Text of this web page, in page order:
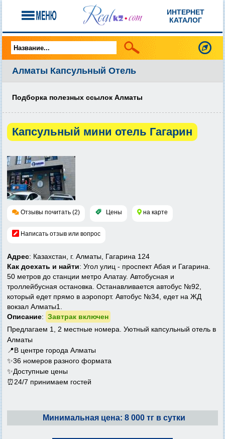
ИНТЕРНЕТ
КАТАЛОГ
Алматы Капсульный Отель
Подборка полезных ссылок Алматы
Капсульный мини отель Гагарин
Отзывы почитать (2) Цены на карте
Написать отзыв или вопрос
Адрес: Казахстан, г. Алматы, Гагарина 124
Как доехать и найти: Угол улиц - проспект Абая и Гагарина.
50 метров до станции метро Алатау. Автобусная и
троллейбусная остановка. Останавливается автобус №92,
который едет прямо в аэропорт. Автобус №34, едет на ЖД
вокзал Алматы1.
Описание: Завтрак включен
Предлагаем 1, 2 местные номера. Уютный капсульный отель в
Алматы
📍В центре города Алматы
✨36 номеров разного формата
✨Доступные цены
⏰24/7 принимаем гостей
Минимальная цена: 8 000 тг в сутки